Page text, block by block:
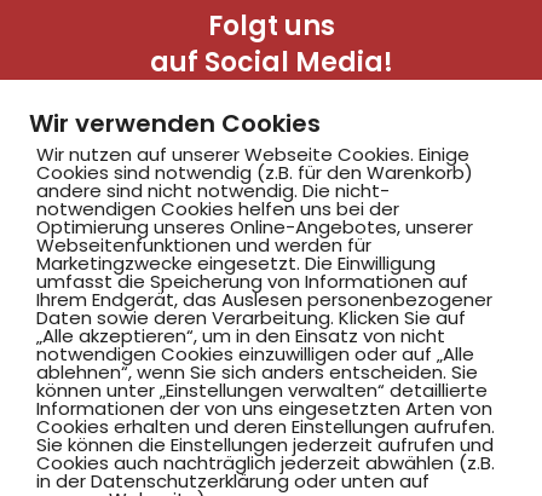
Folgt uns
auf Social Media!
Hammer SportClub 2008
Am Südbad 9,
59069 Hamm
Wir verwenden Cookies
Wir nutzen auf unserer Webseite Cookies. Einige
Cookies sind notwendig (z.B. für den Warenkorb)
andere sind nicht notwendig. Die nicht-
notwendigen Cookies helfen uns bei der
Optimierung unseres Online-Angebotes, unserer
Webseitenfunktionen und werden für
Marketingzwecke eingesetzt. Die Einwilligung
umfasst die Speicherung von Informationen auf
Ihrem Endgerät, das Auslesen personenbezogener
Daten sowie deren Verarbeitung. Klicken Sie auf
„Alle akzeptieren“, um in den Einsatz von nicht
notwendigen Cookies einzuwilligen oder auf „Alle
ablehnen“, wenn Sie sich anders entscheiden. Sie
können unter „Einstellungen verwalten“ detaillierte
Informationen der von uns eingesetzten Arten von
Cookies erhalten und deren Einstellungen aufrufen.
Sie können die Einstellungen jederzeit aufrufen und
Cookies auch nachträglich jederzeit abwählen (z.B.
in der Datenschutzerklärung oder unten auf